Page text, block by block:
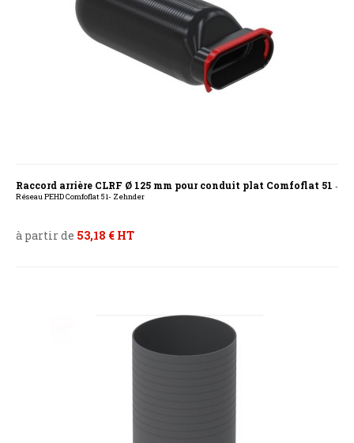
Raccord arrière CLRF Ø 125 mm pour conduit plat Comfoflat 51 -
Réseau PEHD Comfoflat 51- Zehnder
à partir de 53,18 € HT